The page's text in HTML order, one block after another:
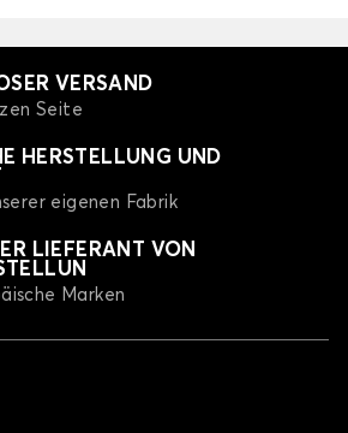
VERSAND
Seite
HERSTELLUNG UND
eigenen Fabrik
LIEFERANT VON
Marken